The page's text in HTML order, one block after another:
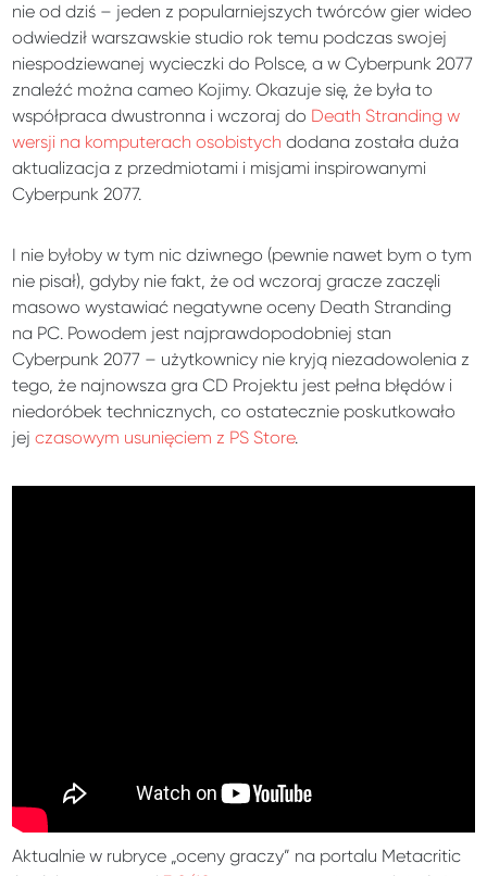
nie od dziś – jeden z popularniejszych twórców gier wideo
odwiedził warszawskie studio rok temu podczas swojej
niespodziewanej wycieczki do Polsce, a w Cyberpunk 2077
znaleźć można cameo Kojimy. Okazuje się, że była to
współpraca dwustronna i wczoraj do Death Stranding w
wersji na komputerach osobistych dodana została duża
aktualizacja z przedmiotami i misjami inspirowanymi
Cyberpunk 2077.
I nie byłoby w tym nic dziwnego (pewnie nawet bym o tym
nie pisał), gdyby nie fakt, że od wczoraj gracze zaczęli
masowo wystawiać negatywne oceny Death Stranding
na PC. Powodem jest najprawdopodobniej stan
Cyberpunk 2077 – użytkownicy nie kryją niezadowolenia z
tego, że najnowsza gra CD Projektu jest pełna błędów i
niedoróbek technicznych, co ostatecznie poskutkowało
jejczasowym usunięciem z PS Store.
Aktualnie w rubryce „oceny graczy” na portalu Metacritic